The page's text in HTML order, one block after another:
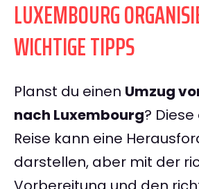
LUXEMBOURG
WICHTIGE TIPPS
Planst du einen Umzug
nach Luxembourg?
Reise kann eine
darstellen, aber mit der